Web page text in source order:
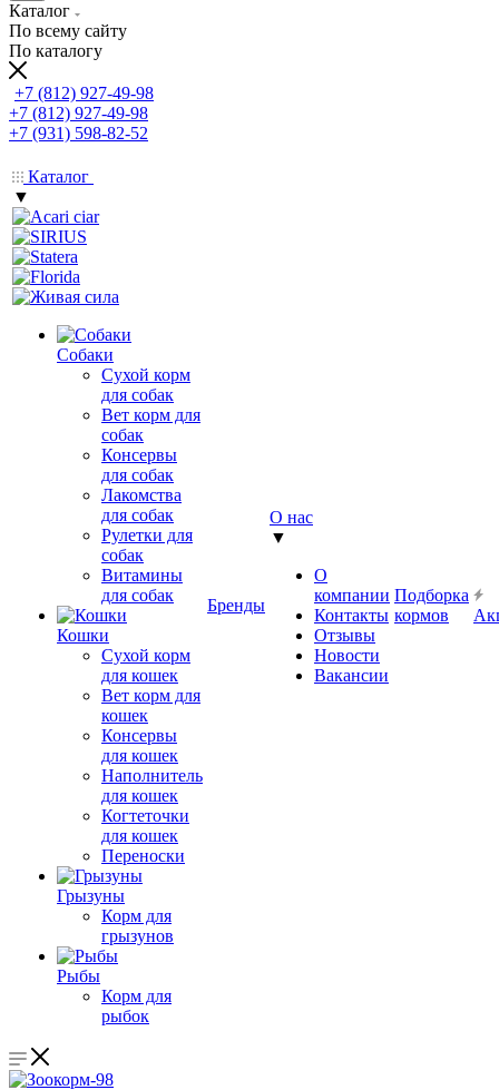
Каталог
По всему сайту
По каталогу
+7 (812) 927-49-98
+7 (812) 927-49-98
+7 (931) 598-82-52
Каталог
▼
Собаки
Сухой корм
для собак
Вет корм для
собак
Консервы
для собак
Лакомства
для собак
Рулетки для
собак
Витамины
для собак
Кошки
Сухой корм
для кошек
Вет корм для
кошек
Консервы
для кошек
Наполнитель
для кошек
Когтеточки
для кошек
Переноски
Грызуны
Корм для
грызунов
Рыбы
Корм для
рыбок
Бренды
О нас
▼
О
компании
Контакты
Отзывы
Новости
Вакансии
Подборка
кормов